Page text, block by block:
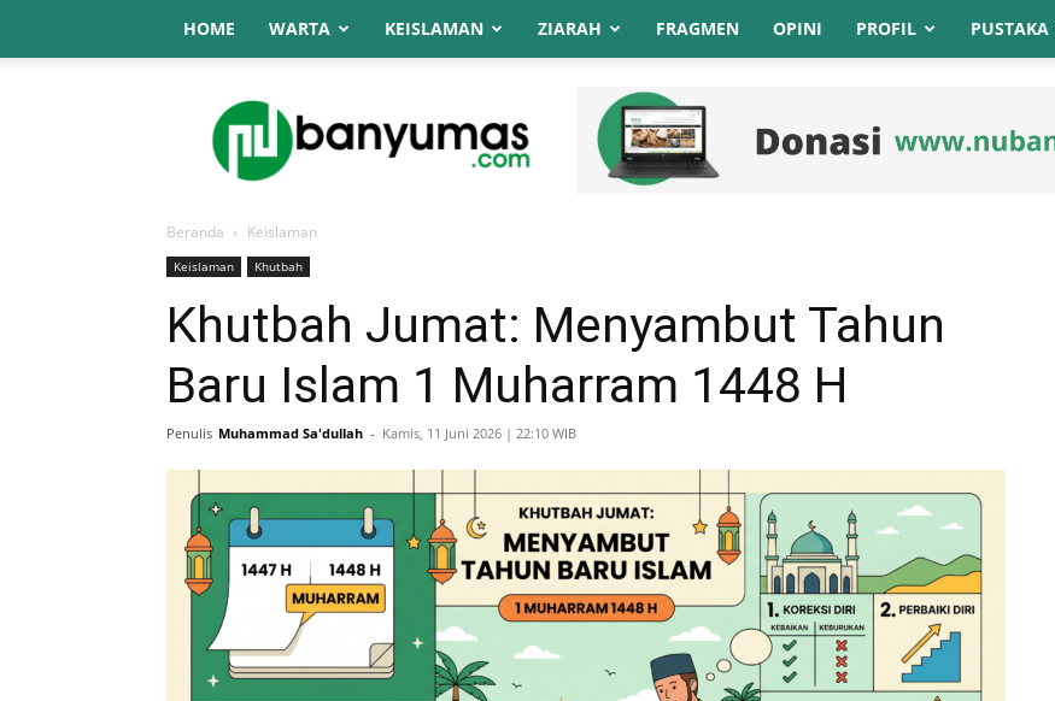
HOME WARTA KEISLAMAN ZIARAH FRAGMEN OPINI PROFIL PUSTAKA
NU
Online
Banyumas
Beranda Keislaman
Keislaman Khutbah
Khutbah Jumat: Menyambut Tahun
Baru Islam 1 Muharram 1448 H
Penulis Muhammad Sa'dullah - Kamis, 11 Juni 2026 | 22:10 WIB